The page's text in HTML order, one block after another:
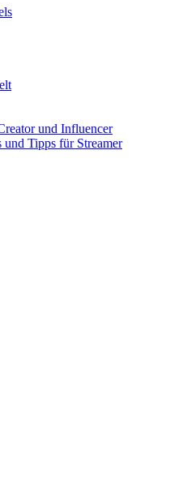
und Influencer
Tipps für Streamer